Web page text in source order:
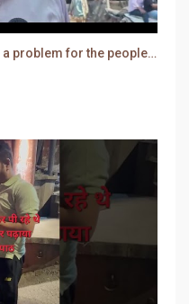
The old sewer line has become a problem for the people. Sewer water is entering people's houses.